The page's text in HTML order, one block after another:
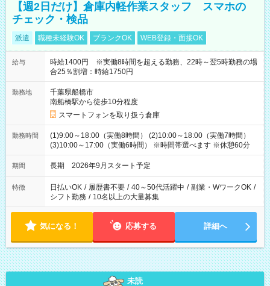
【週2日だけ】倉庫内軽作業スタッフ スマホの
チェック・検品
派遣 職種未経験OK ブランクOK WEB登録・面接OK
給与
時給1400円 ※実働8時間を超える勤務、22時～翌5時勤務の場
合25％割増：時給1750円
勤務地
千葉県船橋市
南船橋駅から徒歩10分程度
スマートフォンを取り扱う倉庫
勤務時間
(1)9:00～18:00（実働8時間） (2)10:00～18:00（実働7時間）
(3)10:00～17:00（実働6時間） ※時間帯選べます ※休憩60分
期間 長期 2026年9月スタート予定
特徴 日払いOK / 履歴書不要 / 40～50代活躍中 / 副業・WワークOK /
シフト勤務 / 10名以上の大量募集
気になる！ 応募する 詳細へ
未読